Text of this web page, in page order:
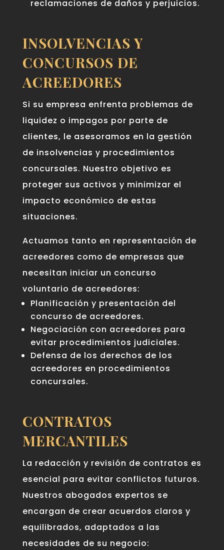
reclamaciones de daños y perjuicios.
INSOLVENCIAS Y
CONCURSOS DE
ACREEDORES
Si su empresa enfrenta problemas de
liquidez o impagos por parte de
clientes, le asesoramos en la gestión
de insolvencias y procedimientos
concursales. Nuestro objetivo es
proteger sus activos y minimizar el
impacto económico de estas
situaciones.
Actuamos tanto en representación de
acreedores como de empresas que
necesitan iniciar un concurso
voluntario de acreedores:
Planificación y presentación del
concurso de acreedores.
Negociación con acreedores para
evitar procedimientos judiciales.
Defensa de los derechos de los
acreedores en procedimientos
concursales.
CONTRATOS
MERCANTILES
La redacción y revisión de contratos es
esencial para evitar conflictos futuros.
Nuestros abogados expertos se
encargan de crear acuerdos claros y
equilibrados, adaptados a las
necesidades de su negocio: